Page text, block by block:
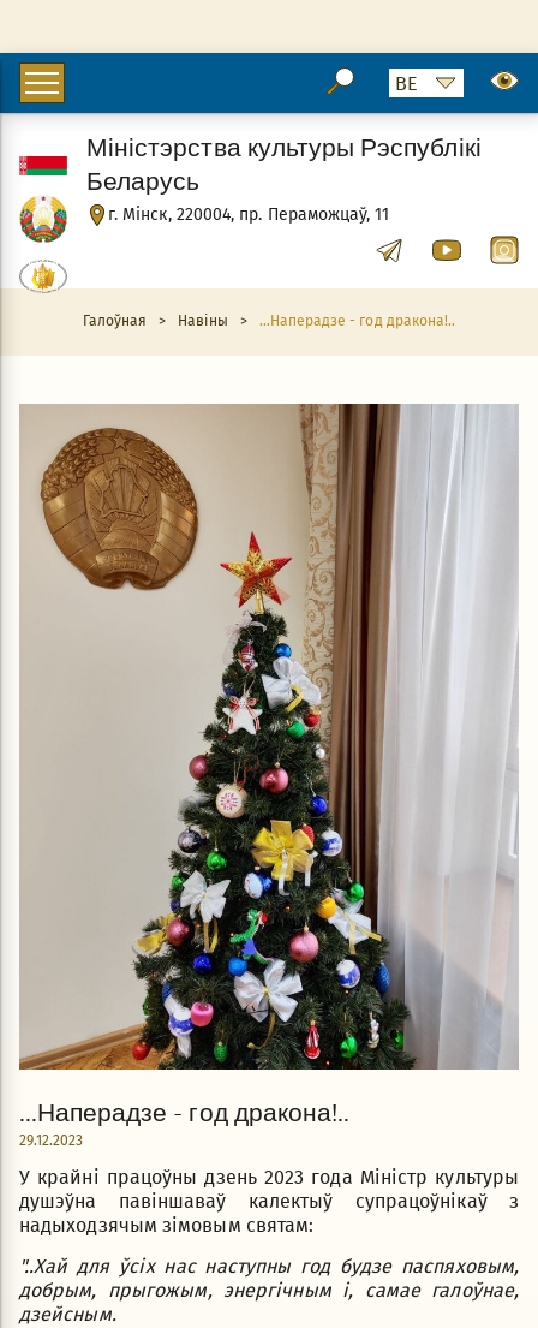
г. Мінск, 220004, пр. Пераможцаў, 11
Міністэрства культуры Рэспублікі
Беларусь
Галоўная > Навіны > ...Наперадзе - год дракона!..
...Наперадзе - год дракона!..
29.12.2023
У крайні працоўны дзень 2023 года Міністр культуры
душэўна павіншаваў калектыў супрацоўнікаў з
надыходзячым зімовым святам:
"..Хай для ўсіх нас наступны год будзе паспяховым,
добрым, прыгожым, энергічным і, самае галоўнае,
дзейсным.